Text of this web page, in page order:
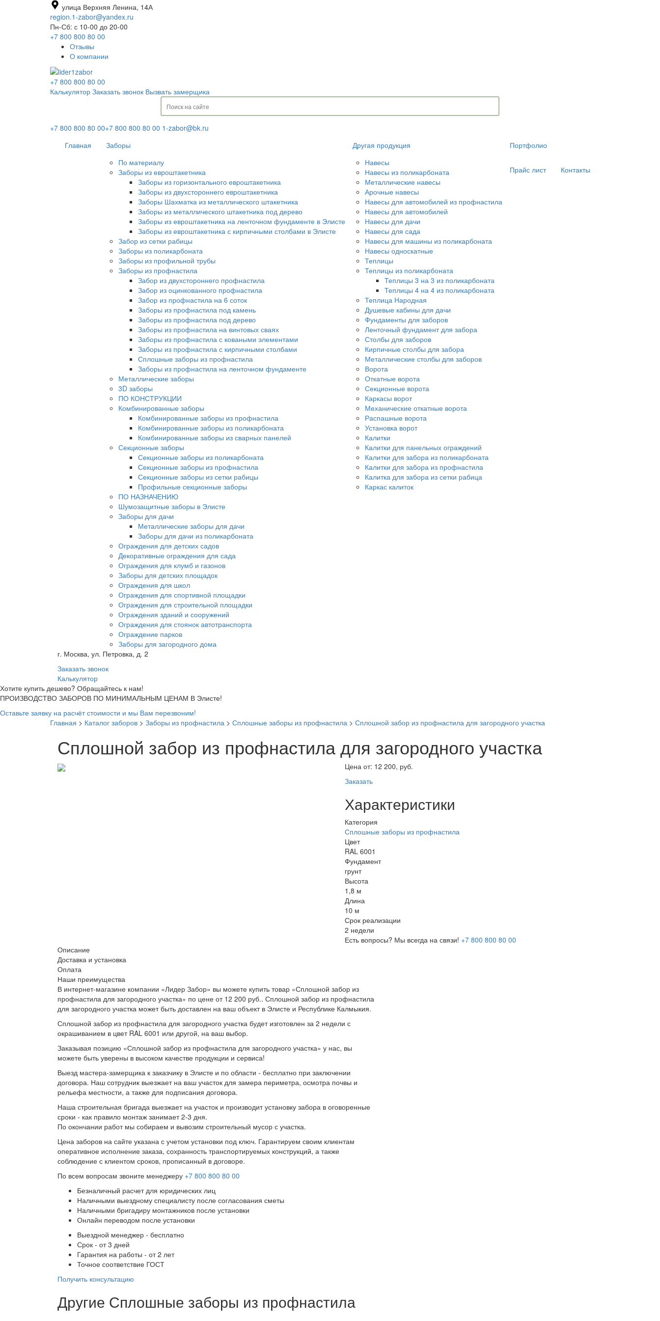
улица Верхняя Ленина, 14А
region.1-zabor@yandex.ru
Пн-Сб: с 10-00 до 20-00
+7 800 800 80 00
Отзывы
О компании
+7 800 800 80 00
Калькулятор Заказать звонок Вызвать замерщика
+7 800 800 80 00
Главная
Заборы
По материалу
Заборы из евроштакетника
Заборы из горизонтального евроштакетника
Заборы из двухстороннего евроштакетника
Заборы Шахматка из металлического штакетника
Заборы из металлического штакетника под дерево
Заборы из евроштакетника на ленточном фундаменте в Элисте
Заборы из евроштакетника с кирпичными столбами в Элисте
Забор из сетки рабицы
Заборы из поликарбоната
Заборы из профильной трубы
Заборы из профнастила
Забор из двухстороннего профнастила
Забор из оцинкованного профнастила
Забор из профнастила на 6 соток
Заборы из профнастила под камень
Заборы из профнастила под дерево
Заборы из профнастила на винтовых сваях
Заборы из профнастила с коваными элементами
Заборы из профнастила с кирпичными столбами
Сплошные заборы из профнастила
Заборы из профнастила на ленточном фундаменте
Металлические заборы
3D заборы
ПО КОНСТРУКЦИИ
Комбинированные заборы
Комбинированные заборы из профнастила
Комбинированные заборы из поликарбоната
Комбинированные заборы из сварных панелей
Секционные заборы
Секционные заборы из поликарбоната
Секционные заборы из профнастила
Секционные заборы из сетки рабицы
Профильные секционные заборы
ПО НАЗНАЧЕНИЮ
Шумозащитные заборы в Элисте
Заборы для дачи
Металлические заборы для дачи
Заборы для дачи из поликарбоната
Ограждения для детских садов
Декоративные ограждения для сада
Ограждения для клумб и газонов
Заборы для детских площадок
Ограждения для школ
Ограждения для спортивной площадки
Ограждения для строительной площадки
Ограждения зданий и сооружений
Ограждения для стоянок автотранспорта
Ограждение парков
Заборы для загородного дома
Другая продукция
Навесы
Навесы из поликарбоната
Металлические навесы
Арочные навесы
Навесы для автомобилей из профнастила
Навесы для автомобилей
Навесы для дачи
Навесы для сада
Навесы для машины из поликарбоната
Навесы односкатные
Теплицы
Теплицы из поликарбоната
Теплицы 3 на 3 из поликарбоната
Теплицы 4 на 4 из поликарбоната
Теплица Народная
Душевые кабины для дачи
Фундаменты для заборов
Ленточный фундамент для забора
Столбы для заборов
Кирпичные столбы для забора
Металлические столбы для заборов
Ворота
Откатные ворота
Секционные ворота
Каркасы ворот
Механические откатные ворота
Распашные ворота
Установка ворот
Калитки
Калитки для панельных ограждений
Калитки для забора из поликарбоната
Калитки для забора из профнастила
Калитка для забора из сетки рабица
Каркас калиток
Портфолио
Прайс лист Контакты
+7 800 800 80 00 1-zabor@bk.ru
г. Москва, ул. Петровка, д. 2
Заказать звонок
Калькулятор
Хотите купить дешево? Обращайтесь к нам!
ПРОИЗВОДСТВО ЗАБОРОВ ПО МИНИМАЛЬНЫМ ЦЕНАМ В Элисте!
Оставьте заявку на расчёт стоимости и мы Вам перезвоним!
Главная > Каталог заборов > Заборы из профнастила > Сплошные заборы из профнастила > Сплошной забор из профнастила для загородного участка
Сплошной забор из профнастила для загородного участка
Цена от: 12 200, руб.
Заказать
Характеристики
Категория
Сплошные заборы из профнастила
Цвет
RAL 6001
Фундамент
грунт
Высота
1,8 м
Длина
10 м
Срок реализации
2 недели
Есть вопросы? Мы всегда на связи! +7 800 800 80 00
Описание
Доставка и установка
Оплата
Наши преимущества
В интернет-магазине компании «Лидер Забор» вы можете купить товар «Сплошной забор из
профнастила для загородного участка» по цене от 12 200 руб.. Сплошной забор из профнастила
для загородного участка может быть доставлен на ваш объект в Элисте и Республике Калмыкия.
Сплошной забор из профнастила для загородного участка будет изготовлен за 2 недели с
окрашиванием в цвет RAL 6001 или другой, на ваш выбор.
Заказывая позицию «Сплошной забор из профнастила для загородного участка» у нас, вы
можете быть уверены в высоком качестве продукции и сервиса!
Выезд мастера-замерщика к заказчику в Элисте и по области - бесплатно при заключении
договора. Наш сотрудник выезжает на ваш участок для замера периметра, осмотра почвы и
рельефа местности, а также для подписания договора.
Наша строительная бригада выезжает на участок и производит установку забора в оговоренные
сроки - как правило монтаж занимает 2-3 дня.
По окончании работ мы собираем и вывозим строительный мусор с участка.
Цена заборов на сайте указана с учетом установки под ключ. Гарантируем своим клиентам
оперативное исполнение заказа, сохранность транспортируемых конструкций, а также
соблюдение с клиентом сроков, прописанный в договоре.
По всем вопросам звоните менеджеру +7 800 800 80 00
Безналичный расчет для юридических лиц
Наличными выездному специалисту после согласования сметы
Наличными бригадиру монтажников после установки
Онлайн переводом после установки
Выездной менеджер - бесплатно
Срок - от 3 дней
Гарантия на работы - от 2 лет
Точное соответствие ГОСТ
Получить консультацию
Другие Сплошные заборы из профнастила